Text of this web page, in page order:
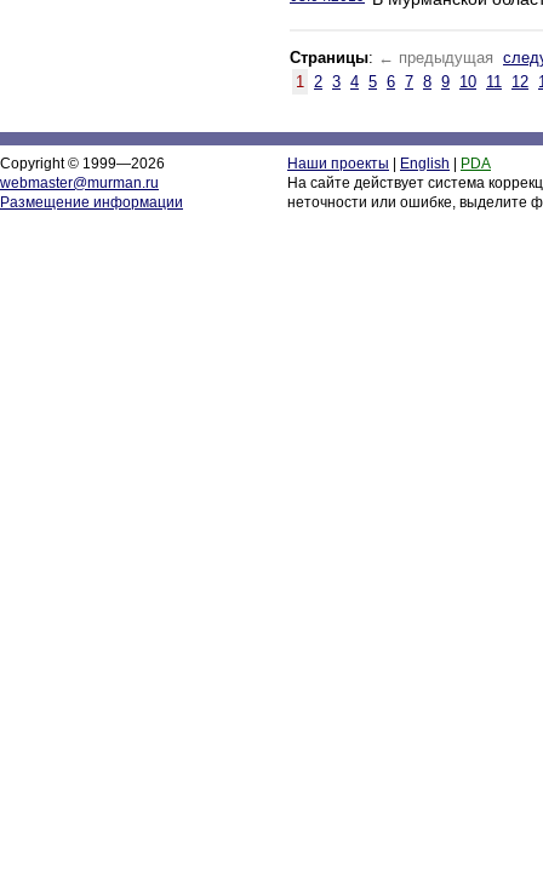
Страницы: ← предыдущая
1 2 3 4 5 6 7 8 9 10 11 12
Copyright © 1999—2026
webmaster@murman.ru
Размещение информации
Наши проекты English
PDA
На сайте действует система
неточности или ошибке, выделите